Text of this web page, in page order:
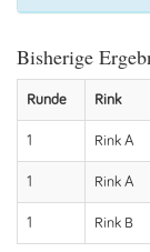
Bisherige
Runde Rink
1 Rink A
1 Rink A
1 Rink B